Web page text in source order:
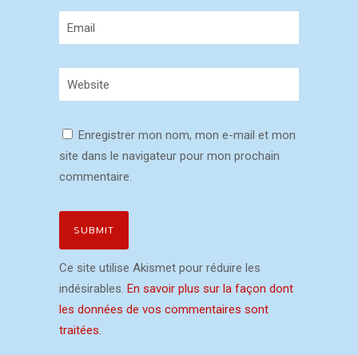
Enregistrer mon nom, mon e-mail et mon
site dans le navigateur pour mon prochain
commentaire.
Ce site utilise Akismet pour réduire les
indésirables. En savoir plus sur la façon dont
les données de vos commentaires sont
traitées.